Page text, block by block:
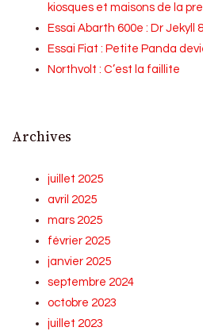
kiosques et maisons de la
Essai Abarth 600e : Dr Jekyll
Essai Fiat : Petite Panda
Northvolt : C’est la faillite
Archives
juillet 2025
avril 2025
mars 2025
février 2025
janvier 2025
septembre 2024
octobre 2023
juillet 2023